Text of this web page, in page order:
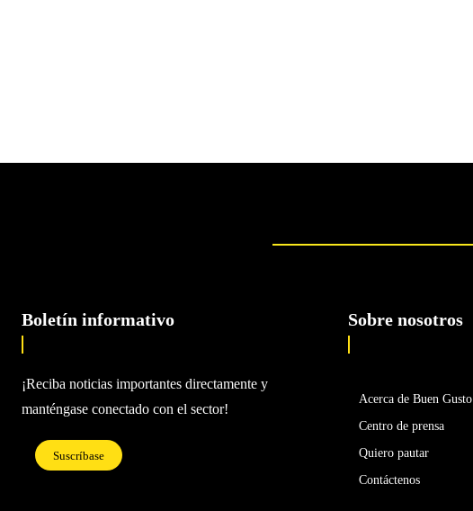
Boletín informativo
¡Reciba noticias importantes directamente y
manténgase conectado con el sector!
Suscríbase
Sobre nosotros
Acerca de Buen Gusto
Centro de prensa
Quiero pautar
Contáctenos